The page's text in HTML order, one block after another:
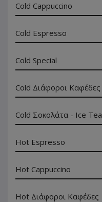
Cold Cappuccino
Cold Espresso
Cold Special
Cold Διάφοροι Καφέδες
Cold Σοκολάτα - Ice Tea
Hot Espresso
Hot Cappuccino
Hot Διάφοροι Καφέδες